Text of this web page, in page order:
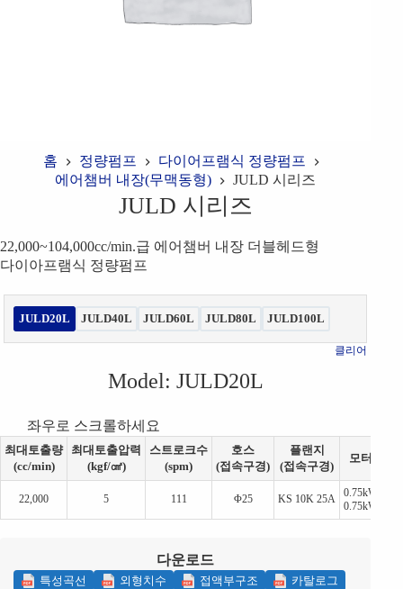
홈 정량펌프
다이어프램식 정량펌프
에어챔버 내장(무맥동형)
JULD 시리즈
JULD 시리즈
22,000~104,000cc/min.급 에어챔버 내장 더블헤드형
다이아프램식 정량펌프
Model: JULD20L
JULD20L JULD40L JULD60L JULD80L JULD100L
클리어
최대토출량
(cc/min)
최대토출압력
(kgf/㎠)
스트로크수
(spm)
호스
(접속구경)
플랜지
(접속구경)
모터
22,000 5 111 Φ25 KS 10K 25A
0.75kW
0.75kW
다운로드
특성곡선 외형치수 접액부구조
카탈로그